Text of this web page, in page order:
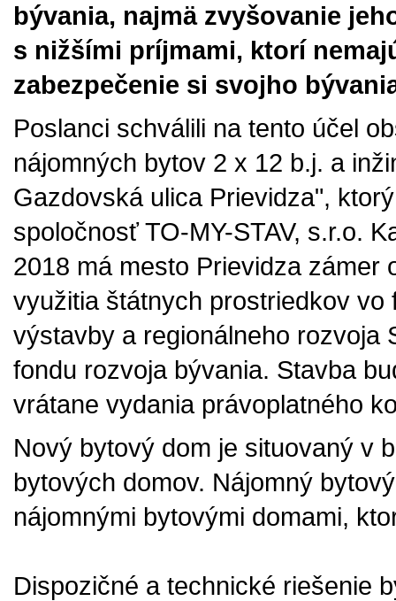
bývania, najmä zvyšovanie
s nižšími príjmami, ktorí
zabezpečenie si svojho
Poslanci schválili na tento účel
nájomných bytov 2 x 12 b.j. a
Gazdovská ulica Prievidza",
spoločnosť TO-MY-STAV, s.r.o.
2018 má mesto Prievidza
využitia štátnych prostriedkov
výstavby a regionálneho rozvoja
fondu rozvoja bývania. Stavba
vrátane vydania právoplatného
Nový bytový dom je situovaný v
bytových domov. Nájomný
nájomnými bytovými domami,
Dispozičné a technické riešenie